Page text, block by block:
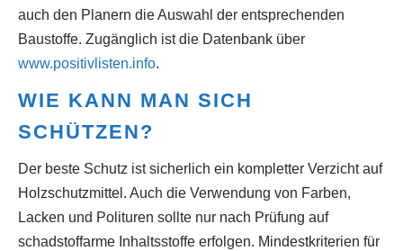
auch den Planern die Auswahl der entsprechenden
Baustoffe. Zugänglich ist die Datenbank über
www.positivlisten.info.
WIE KANN MAN SICH
SCHÜTZEN?
Der beste Schutz ist sicherlich ein kompletter Verzicht auf
Holzschutzmittel. Auch die Verwendung von Farben,
Lacken und Polituren sollte nur nach Prüfung auf
schadstoffarme Inhaltsstoffe erfolgen. Mindestkriterien für